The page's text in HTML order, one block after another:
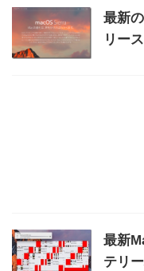
最新
リー
最新
テリ